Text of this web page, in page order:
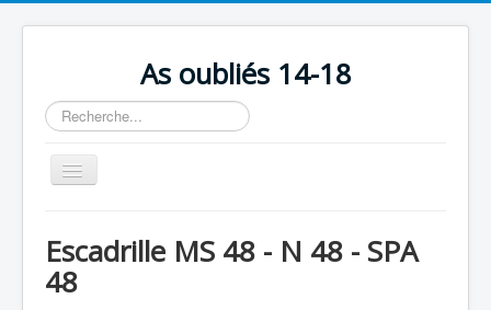
As oubliés 14-18
Rechercher
Basculer
la
Chronologie
Escadrilles
Escadrille MS 48 - N 48 - SPA
48